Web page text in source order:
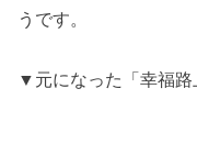
うです。
▼元になった「幸福路